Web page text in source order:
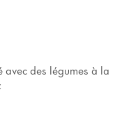
des légumes à la